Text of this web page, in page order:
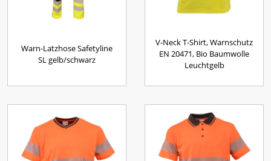
Warn-Latzhose Safetyline
SL gelb/schwarz
V-Neck T-Shirt, Warnschutz
EN 20471, Bio Baumwolle
Leuchtgelb